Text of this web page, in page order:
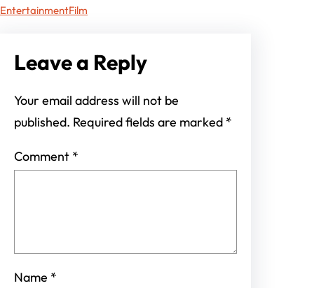
EntertainmentFilm
Leave a Reply
Your email address will not be
published. Required fields are marked *
Comment *
Name *